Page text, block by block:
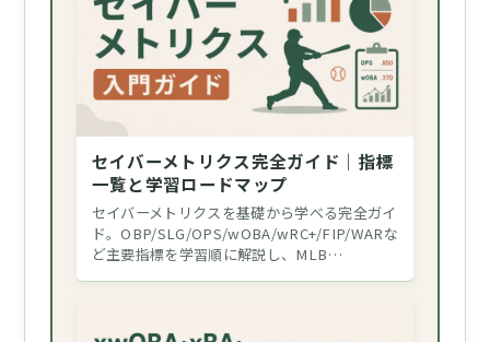
セイバーメトリクス完全ガイド｜指標
一覧と学習ロードマップ
セイバーメトリクスを基礎から学べる完全ガイ
ド。OBP/SLG/OPS/wOBA/wRC+/FIP/WARな
ど主要指標を学習順に解説し、MLB…